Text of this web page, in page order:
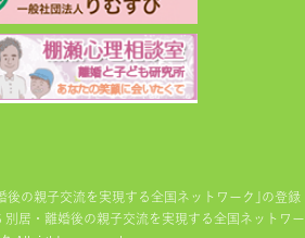
後の親子交流を実現する全国ネットワーク｣の登録
居・離婚後の親子交流を実現する全国ネットワー